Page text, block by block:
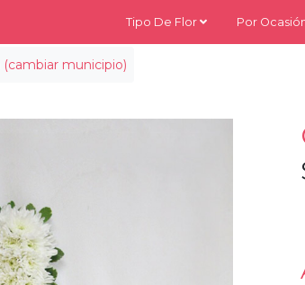
(cambiar municipio)
Tipo De Flor Por